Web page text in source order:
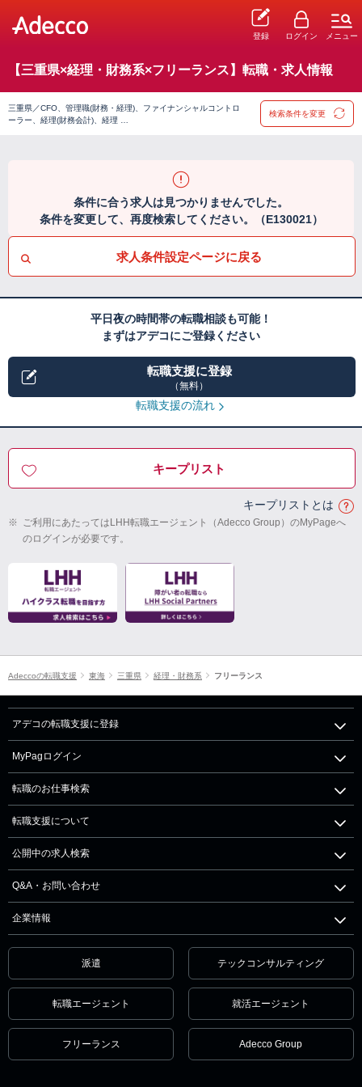
登録 ログイン メニュー
【三重県×経理・財務系×フリーランス】転職・求人情報
三重県／CFO、管理職(財務・経理)、ファイナンシャルコントロ
ーラー、経理(財務会計)、経理 …
検索条件を変更
条件に合う求人は見つかりませんでした。
条件を変更して、再度検索してください。（E130021）
求人条件設定ページに戻る
平日夜の時間帯の転職相談も可能！
まずはアデコにご登録ください
転職支援に登録
（無料）
転職支援の流れ
キープリスト
キープリストとは
※ ご利用にあたってはLHH転職エージェント（Adecco Group）のMyPageへ
のログインが必要です。
Adeccoの転職支援 東海 三重県 経理・財務系 フリーランス
アデコの転職支援に登録
MyPagログイン
転職のお仕事検索
転職支援について
公開中の求人検索
Q&A・お問い合わせ
企業情報
派遣 テックコンサルティング
転職エージェント 就活エージェント
フリーランス Adecco Group